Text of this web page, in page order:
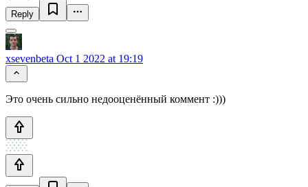
Reply
xsevenbeta Oct 1 2022 at 19:19
Это очень сильно недооценённый коммент :)))